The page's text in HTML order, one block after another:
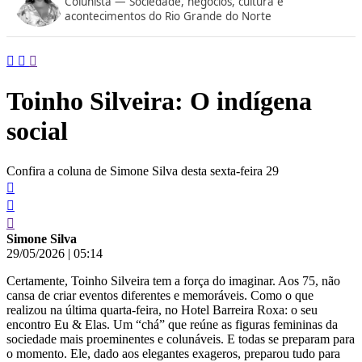
conteúdo
acontecimentos do Rio Grande do Norte
Toinho Silveira: O indígena
social
Confira a coluna de Simone Silva desta sexta-feira 29
Simone Silva
29/05/2026 | 05:14
Certamente, Toinho Silveira tem a força do imaginar. Aos 75, não
cansa de criar eventos diferentes e memoráveis. Como o que
realizou na última quarta-feira, no Hotel Barreira Roxa: o seu
encontro Eu & Elas. Um “chá” que reúne as figuras femininas da
sociedade mais proeminentes e colunáveis. E todas se preparam para
o momento. Ele, dado aos elegantes exageros, preparou tudo para